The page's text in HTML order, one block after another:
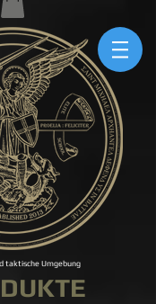
taktische Umgebung